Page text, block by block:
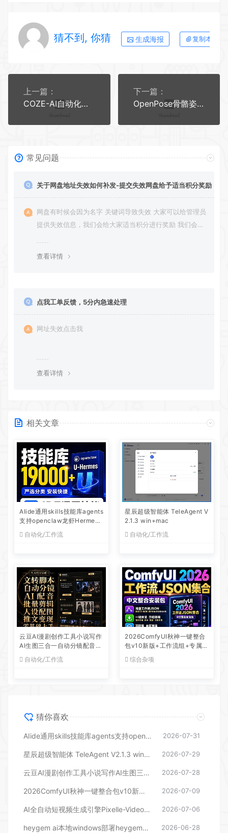
猜不到, 你猜 生成海报 复制本文链
上一篇：
COZE-AI自动化智能搭建教程合集
下一篇：
OpenPose骨骼姿势图合集 AI绘画素材 支持ComfyUI/SD
常见问题
关于网盘地址失效如何补发-提交失效网盘给予适当积分奖励
网盘有时候会因为名字 关键词导致失效 大家可以给管理员
提供失效信息，我们会给大家适当积分进行奖励 我们会第
查看详情
点我工单反馈，5分内急速处理
网址失效点击我
查看详情
相关文章
AIide通用skills技能库agents
支持openclaw龙虾Hermes
主流工具安装简单
自动化/工作流
星辰超级智能体 TeleAgent V
2.1.3 win+mac
自动化/工作流
云豆AI漫剧创作工具小说写作
AI生图三合一自动分镜配音副
自动化/工作流
2026ComfyUI秋神一键整合
包v10新版+工作流组+专属提
综合杂项
猜你喜欢
AIide通用skills技能库agents支持openclaw龙虾Hermes主流工具安装简单 2026-07-31
星辰超级智能体 TeleAgent V2.1.3 win+mac 2026-07-29
云豆AI漫剧创作工具小说写作AI生图三合一自动分镜配音副业软件 2026-07-28
2026ComfyUI秋神一键整合包v10新版+工作流组+专属提示词+全套资源包 2026-07-09
AI全自动短视频生成引擎Pixelle-Video工具资料包 2026-07-06
heygem ai本地windows部署heygem数字人一键运行版小白开箱即用版 2026-06-28